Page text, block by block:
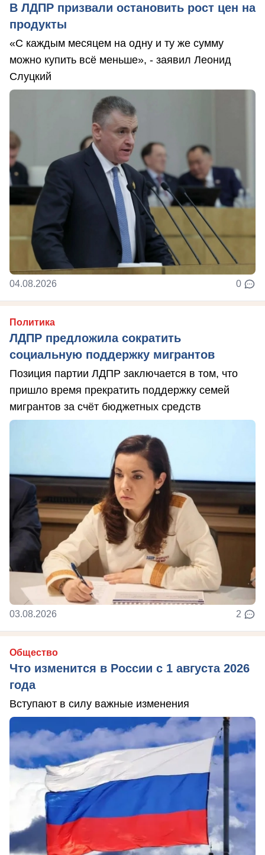
В ЛДПР призвали остановить рост цен на
продукты
«С каждым месяцем на одну и ту же сумму
можно купить всё меньше», - заявил Леонид
Слуцкий
04.08.2026 0
Политика
ЛДПР предложила сократить
социальную поддержку мигрантов
Позиция партии ЛДПР заключается в том, что
пришло время прекратить поддержку семей
мигрантов за счёт бюджетных средств
03.08.2026 2
Общество
Что изменится в России с 1 августа 2026
года
Вступают в силу важные изменения